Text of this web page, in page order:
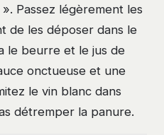
Passez légèrement les
de les déposer dans le
le beurre et le jus de
onctueuse et une
le vin blanc dans
détremper la panure.